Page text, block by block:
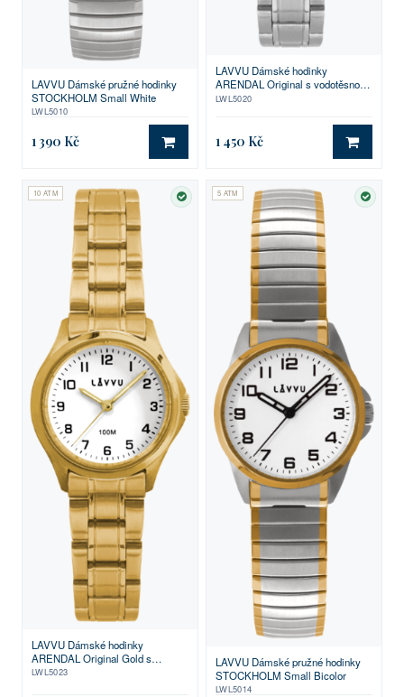
LAVVU Dámské pružné hodinky
STOCKHOLM Small White
LWL5010
1 390 Kč DO KOŠÍKU
LAVVU Dámské hodinky
ARENDAL Original s vodotěsností
100M
LWL5020
1 450 Kč DO
10 ATM
SKLADEM
LAVVU Dámské hodinky
ARENDAL Original Gold s
vodotěsností 100M
LWL5023
5 ATM
LAVVU Dámské pružné hodinky
STOCKHOLM Small Bicolor
LWL5014